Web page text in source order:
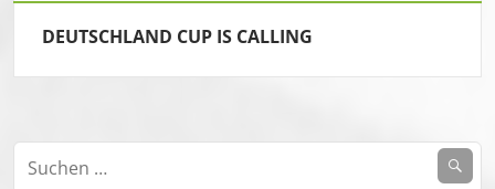
DEUTSCHLAND CUP IS CALLING
Suchen
nach: